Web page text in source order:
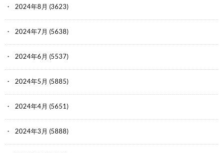
2024年8月 (3623)
2024年7月 (5638)
2024年6月 (5537)
2024年5月 (5885)
2024年4月 (5651)
2024年3月 (5888)